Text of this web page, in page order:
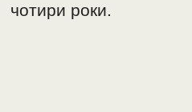
чотири роки.